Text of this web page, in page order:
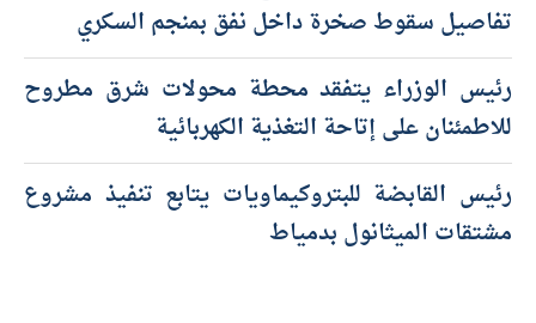
تفاصيل سقوط صخرة داخل نفق بمنجم السكري
رئيس الوزراء يتفقد محطة محولات شرق مطروح
للاطمئنان على إتاحة التغذية الكهربائية
رئيس القابضة للبتروكيماويات يتابع تنفيذ مشروع
مشتقات الميثانول بدمياط